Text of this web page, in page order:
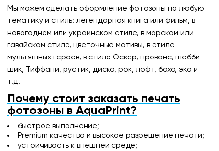
Мы можем сделать оформление фотозоны на любую
тематику и стиль: легендарная книга или фильм, в
новогоднем или украинском стиле, в морском или
гавайском стиле, цветочные мотивы, в стиле
мультяшных героев, в стиле Оскар, прованс, шебби-
шик, Тиффани, рустик, диско, рок, лофт, бохо, эко и
т.д.
Почему стоит заказать печать
фотозоны в AquaPrint?
быстрое выполнение;
Premium качество и высокое разрешение печати;
устойчивость к внешней среде;